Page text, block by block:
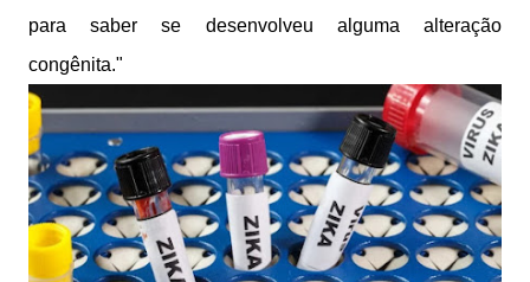
para saber se desenvolveu alguma alteração
congênita."